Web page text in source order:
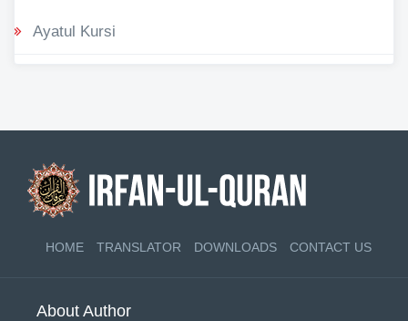
Ayatul Kursi
HOME TRANSLATOR DOWNLOADS CONTACT US
About Author